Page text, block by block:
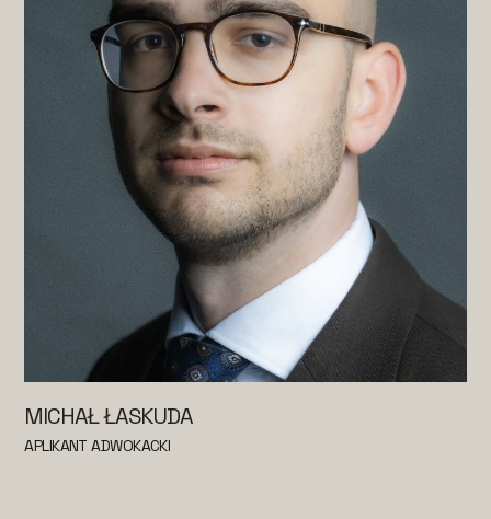
MICHAŁ ŁASKUDA
APLIKANT ADWOKACKI